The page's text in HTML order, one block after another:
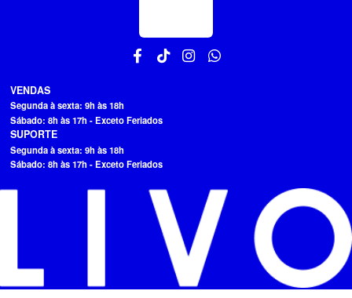
VENDAS
Segunda à sexta: 9h às 18h
Sábado: 8h às 17h - Exceto Feriados
SUPORTE
Segunda à sexta: 9h às 18h
Sábado: 8h às 17h - Exceto Feriados